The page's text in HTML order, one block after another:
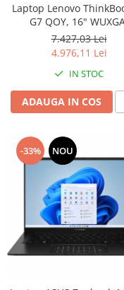
Laptop Lenovo
G7 QOY, 16"
Qualcomm Snapdragon
X1P-42-100 pana la 3.4
32 GB RAM LPDDR5x
TB SSD, Qualcomm
GPU, Windows 11 Pro,
Grey
7.427,03 Lei
4.976,11 Lei
IN STOC
ADAUGA IN COS
-33% NOU